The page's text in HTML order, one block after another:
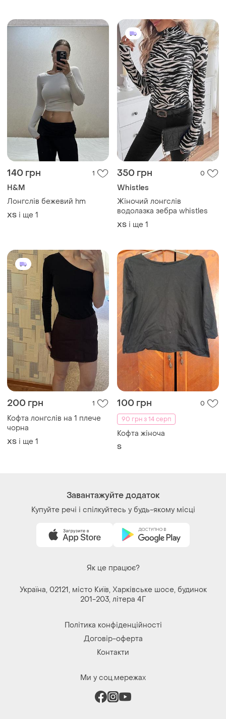
140 грн 1
H&M
Лонгслів бежевий hm
ХS і ще 1
350 грн 0
Whistles
Жіночий лонгслів
водолазка зебра whistles
ХS і ще 1
200 грн 1
Кофта лонгслів на 1 плече
чорна
ХS і ще 1
100 грн
0
90 грн з 14 серп
Кофта жіноча
S
Завантажуйте додаток
Купуйте речі і спілкуйтесь у будь-якому місці
Як це працює?
Україна, 02121, місто Київ, Харківське шосе, будинок
201-203, літера 4Г
Політика конфіденційності
Договір-оферта
Контакти
Ми у соц.мережах